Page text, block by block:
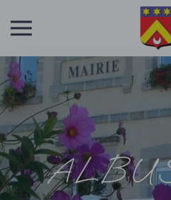
Skip to main content